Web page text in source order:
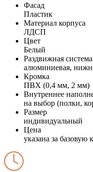
Фасад
Пластик
Материал корпуса
ЛДСП
Цвет
Белый
Раздвижная система
алюминиевая,
Кромка
ПВХ (0,4 мм, 2 мм)
Внутреннее
на выбор (полки,
Размер
индивидуальный
Цена
указана за базовую